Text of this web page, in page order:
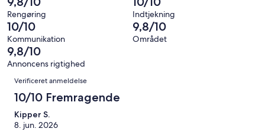
42
anmeldelser
alt
42
anmeldelser
af
i
alt
42
anmeldelser
Dårligt.
0
af
i
alt
42
anmeldelser
−
Forfærdeligt.
0
af
42
anmeldelser
Rengøring Indtjekning
10/10
Kommunikation
9,8/10
Området
9,8/10
Annoncens rigtighed
Anmeldelser
Verificeret anmeldelse
10/10 Fremragende
Kipper S.
8. jun. 2026